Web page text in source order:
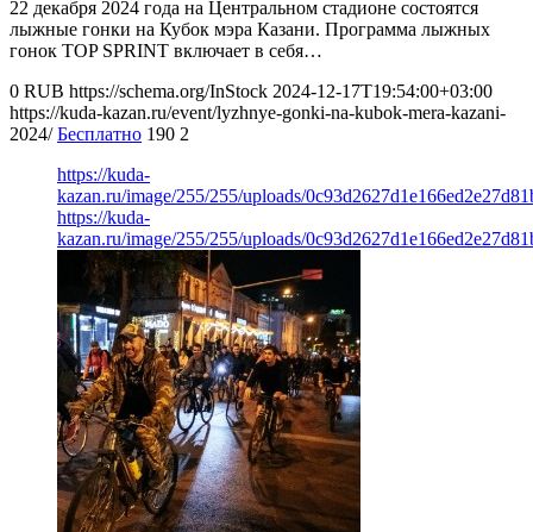
22 декабря 2024 года на Центральном стадионе состоятся
лыжные гонки на Кубок мэра Казани. Программа лыжных
гонок TOP SPRINT включает в себя…
0 RUB https://schema.org/InStock 2024-12-17T19:54:00+03:00
https://kuda-kazan.ru/event/lyzhnye-gonki-na-kubok-mera-kazani-
2024/ Бесплатно 190 2
https://kuda-
kazan.ru/image/255/255/uploads/
https://kuda-
kazan.ru/image/255/255/uploads/